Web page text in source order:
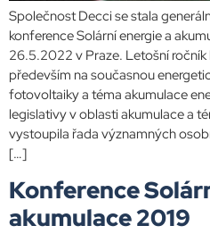
Společnost Decci se stala
konference Solární energie a
26.5.2022 v Praze. Letošní
především na současnou
fotovoltaiky a téma akumulace
legislativy v oblasti akumulace a
vystoupila řada významných
[…]
Konference
akumulace 2019